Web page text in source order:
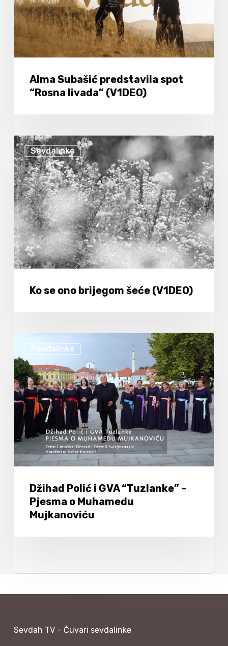
Alma Subašić predstavila spot
“Rosna livada” (V1DEO)
Sevdalinke
Ko se ono brijegom šeće (V1DEO)
Sevdalinke
Džihad Polić i GVA “Tuzlanke” –
Pjesma o Muhamedu
Mujkanoviću
Sevdah TV – Čuvari sevdalinke